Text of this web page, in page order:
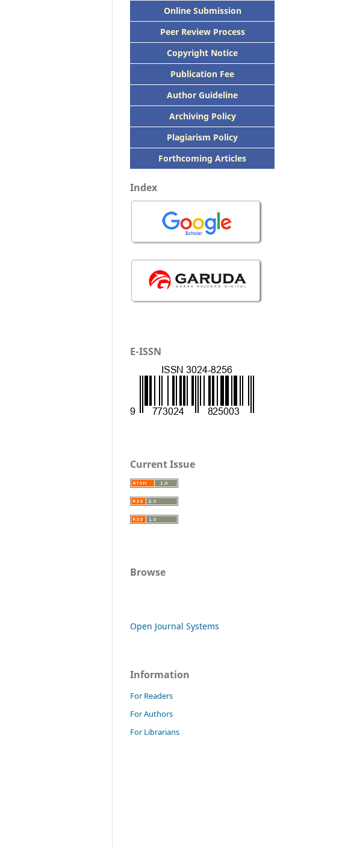
Online Submission
Peer Review Process
Copyright Notice
Publication Fee
Author Guideline
Archiving Policy
Plagiarism Policy
Forthcoming Articles
Index
E-ISSN
Current Issue
Browse
Open Journal Systems
Information
For Readers
For Authors
For Librarians